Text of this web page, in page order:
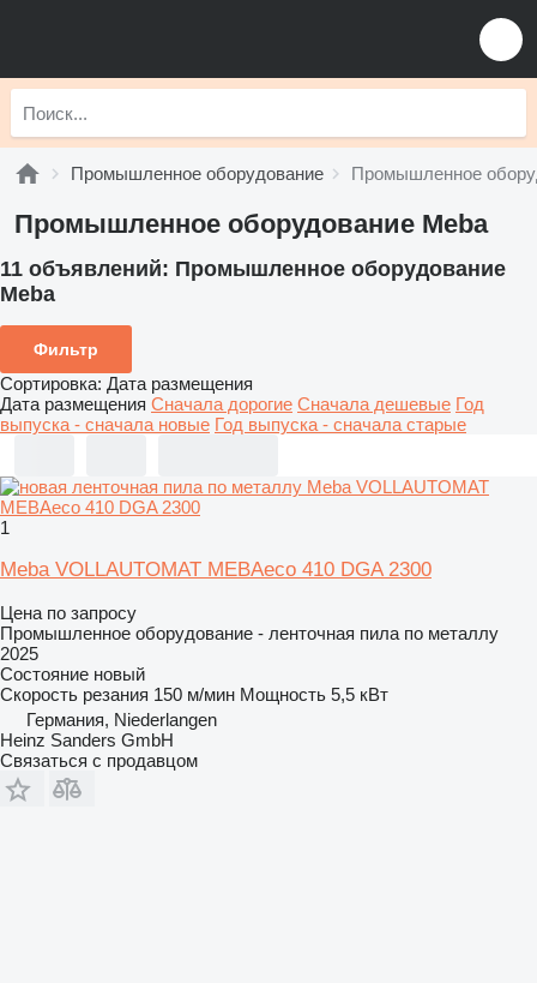
Промышленное оборудование Промышленное
Промышленное оборудование Meba
11 объявлений: Промышленное оборудование
Meba
Фильтр
Сортировка: Дата размещения
Дата размещения Сначала дорогие Сначала дешевые Год
выпуска - сначала новые Год выпуска - сначала старые
1
Meba VOLLAUTOMAT MEBAeco 410 DGA 2300
Цена по запросу
Промышленное оборудование - ленточная пила по металлу
2025
Состояние новый
Скорость резания 150 м/мин Мощность 5,5 кВт
Германия, Niederlangen
Heinz Sanders GmbH
Связаться с продавцом